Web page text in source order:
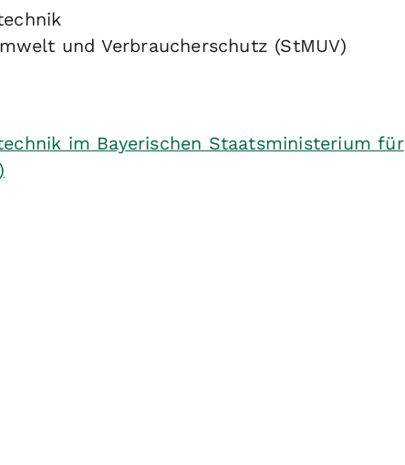
und Verbraucherschutz (StMUV)
im Bayerischen Staatsministerium für